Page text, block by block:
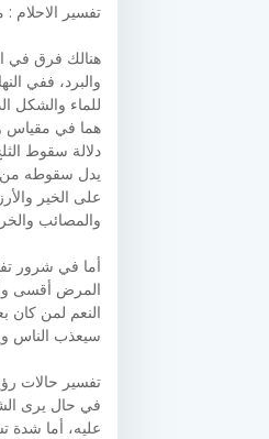
تفسير الاحلام
هنالك فرق في
والبرد، ففي
للماء والشكل
هما في مقياس
دلالة سقوط
يدل سقوطه من
على الخير
والمصائب
أما في شرور
المرض أقسى
النعم لمن كان
سيعذب الناس
تفسير حالات
في حال يرى
عليه، أما شدة